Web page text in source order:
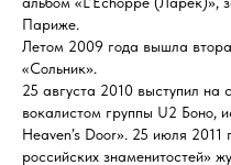
Париже.
Летом 2009 года вышла
«Сольник».
25 августа 2010 выступил
вокалистом группы U2 Боно,
Heaven’s Door». 25 июля 2011
российских знаменитостей»